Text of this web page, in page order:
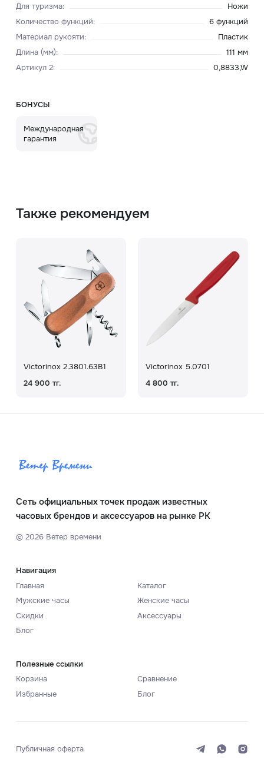
Для туризма:
Ножи
Количество функций:
6 функций
Материал рукояти:
Пластик
Длина (мм):
111 мм
Артикул 2: 0,8833,W
БОНУСЫ
Международная
гарантия
Также рекомендуем
Victorinox 2.3801.63B1
24 900 тг.
Victorinox 5.0701
4 800 тг.
Сеть официальных точек продаж известных
часовых брендов и аксессуаров на рынке РК
© 2026Ветер времени
Навигация
Главная
Каталог
Мужские часы
Женские часы
Скидки
Аксессуары
Блог
Полезные ссылки
Корзина
Сравнение
Избранные
Блог
Публичная оферта Светлая